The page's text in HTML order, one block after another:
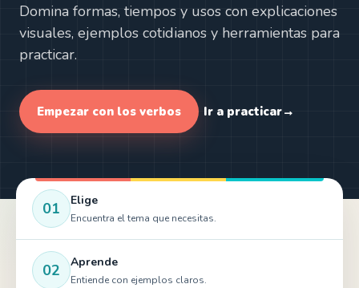
Domina formas, tiempos y usos con explicaciones
visuales, ejemplos cotidianos y herramientas para
practicar.
Empezar con los verbos Ir a practicar→
01 Elige
Encuentra el tema que necesitas.
02 Aprende
Entiende con ejemplos claros.